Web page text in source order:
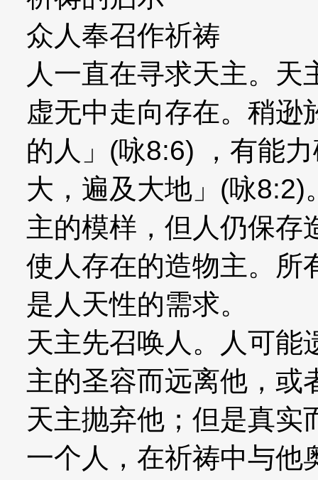
众人奉召作祈祷
人一直在寻求天主。
虚无中走向存在。稍逊
的人」(咏8:6) ，有能
大，遍及大地」(咏
主的模样，但人仍保存
使人存在的造物主。所
是人天性的需求。
天主先召唤人。人可能
主的圣容而远离他，或
天主抛弃他；但是真实
一个人，在祈祷中与他